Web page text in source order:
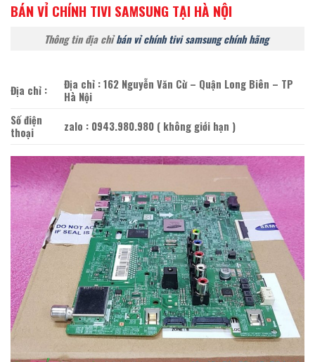
BÁN VỈ CHÍNH TIVI SAMSUNG TẠI HÀ NỘI
Thông tin địa chỉbán vỉ chính tivi samsung chính hãng
Địa chỉ :
Địa chỉ : 162 Nguyễn Văn Cừ – Quận Long Biên – TP
Hà Nội
Số điện
thoại
zalo : 0943.980.980 ( không giới hạn )